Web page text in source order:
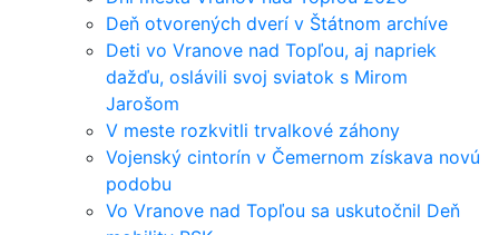
Deň otvorených dverí v Štátnom archíve
Deti vo Vranove nad Topľou, aj napriek
dažďu, oslávili svoj sviatok s Mirom
Jarošom
V meste rozkvitli trvalkové záhony
Vojenský cintorín v Čemernom získava novú
podobu
Vo Vranove nad Topľou sa uskutočnil Deň